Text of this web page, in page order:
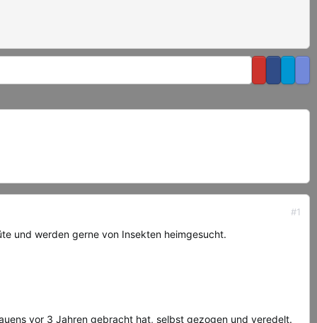
#1
und werden gerne von Insekten heimgesucht.
vor 3 Jahren gebracht hat, selbst gezogen und veredelt.